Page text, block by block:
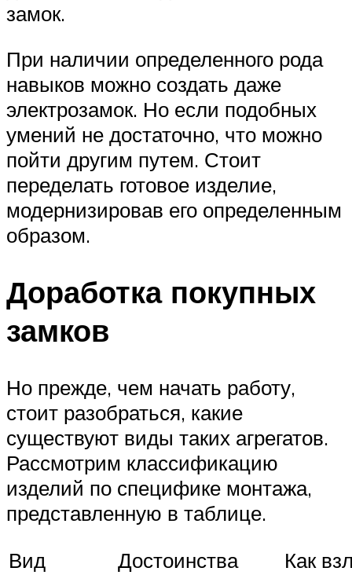
замок.
При наличии определенного рода
навыков можно создать даже
электрозамок. Но если подобных
умений не достаточно, что можно
пойти другим путем. Стоит
переделать готовое изделие,
модернизировав его определенным
образом.
Доработка покупных
замков
Но прежде, чем начать работу,
стоит разобраться, какие
существуют виды таких агрегатов.
Рассмотрим классификацию
изделий по специфике монтажа,
представленную в таблице.
Вид
Достоинства Как